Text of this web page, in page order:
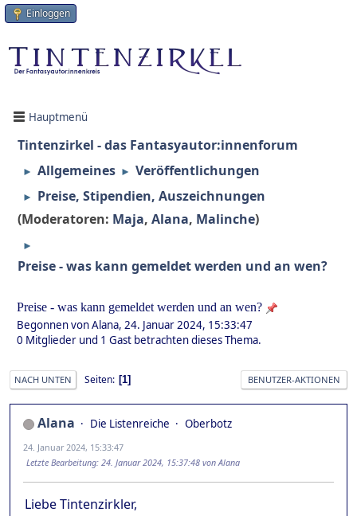
Einloggen
Hauptmenü
Tintenzirkel - das Fantasyautor:innenforum
► Allgemeines ► Veröffentlichungen
►
Preise, Stipendien, Auszeichnungen
(Moderatoren: Maja, Alana, Malinche)
►
Preise - was kann gemeldet werden und an wen?
Preise - was kann gemeldet werden und an wen?
Begonnen von Alana, 24. Januar 2024, 15:33:47
0 Mitglieder und 1 Gast betrachten dieses Thema.
NACH UNTEN Seiten 1 BENUTZER-AKTIONEN
Alana Die Listenreiche Oberbotz
24. Januar 2024, 15:33:47
Letzte Bearbeitung: 24. Januar 2024, 15:37:48 von Alana
Liebe Tintenzirkler,